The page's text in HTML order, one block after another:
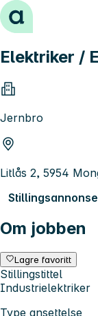
Hopp til innhold
Elektriker /
Jernbro
Litlås 2, 5954
Om jobben
Lagre favoritt
Stillingstittel
Industrielektriker
Type ansettelse